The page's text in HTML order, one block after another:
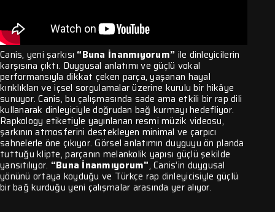
Canis, yeni şarkısı “Buna İnanmıyorum” ile dinleyicilerin
karşısına çıktı. Duygusal anlatımı ve güçlü vokal
performansıyla dikkat çeken parça, yaşanan hayal
kırıklıkları ve içsel sorgulamalar üzerine kurulu bir hikâye
sunuyor. Canis, bu çalışmasında sade ama etkili bir rap dili
kullanarak dinleyiciyle doğrudan bağ kurmayı hedefliyor.
Rapkology etiketiyle yayınlanan resmi müzik videosu,
şarkının atmosferini destekleyen minimal ve çarpıcı
sahnelerle öne çıkıyor. Görsel anlatımın duyguyu ön planda
tuttuğu klipte, parçanın melankolik yapısı güçlü şekilde
yansıtılıyor. “Buna İnanmıyorum”, Canis’in duygusal
yönünü ortaya koyduğu ve Türkçe rap dinleyicisiyle güçlü
bir bağ kurduğu yeni çalışmalar arasında yer alıyor.